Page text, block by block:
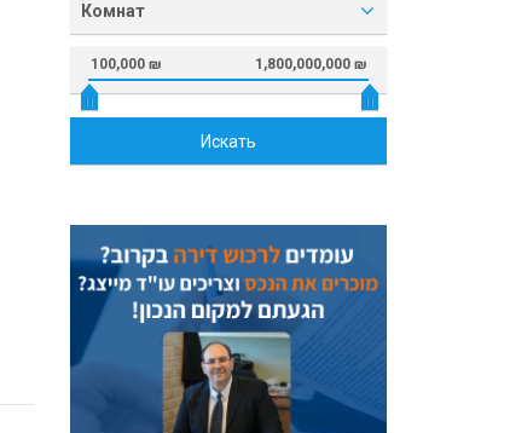
Комнат
100,000 ₪ 1,800,000,000 ₪
Искать